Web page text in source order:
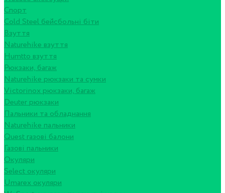
Спорт
Cold Steel бейсбольні біти
Взуття
Naturehike взуття
Humtto взуття
Рюкзаки, багаж
Naturehike рюкзаки та сумки
Victorinox рюкзаки, багаж
Deuter рюкзаки
Пальники та обладнання
Naturehike пальники
Quest газові балони
Газові пальники
Окуляри
Select окуляри
Umarex окуляри